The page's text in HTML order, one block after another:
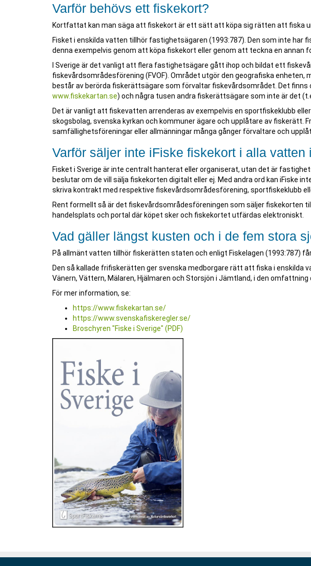
Varför behövs ett fiskekort?
Kortfattat kan man säga att fiskekort är ett sätt att köpa sig rätten att fiska
Fisket i enskilda vatten tillhör fastighetsägaren (1993:787). Den som inte
denna exempelvis genom att köpa fiskekort eller genom att teckna en annan
I Sverige är det vanligt att flera fastighetsägare gått ihop och bildat ett
fiskevårdsområdesförening (FVOF). Området utgör den geografiska
består av berörda fiskerättsägare som förvaltar fiskevårdsområdet. Det finns
www.fiskekartan.se) och några tusen andra fiskerättsägare som inte är det
Det är vanligt att fiskevatten arrenderas av exempelvis en sportfiskeklubb
skogsbolag, svenska kyrkan och kommuner ägare och upplåtare av fiskerätt.
samfällighetsföreningar eller allmänningar många gånger förvaltare och
Varför säljer inte iFiske fiskekort i alla vatten
Fisket i Sverige är inte centralt hanterat eller organiserat, utan det är
beslutar om de vill sälja fiskekorten digitalt eller ej. Med andra ord kan iFiske
skriva kontrakt med respektive fiskevårdsområdesförening, sportfiskeklubb
Rent formellt så är det fiskevårdsområdesföreningen som säljer fiskekorten
handelsplats och portal där köpet sker och fiskekortet utfärdas elektroniskt.
Vad gäller längst kusten och i de fem stora
På allmänt vatten tillhör fiskerätten staten och enligt Fiskelagen (1993:787)
Den så kallade frifiskerätten ger svenska medborgare rätt att fiska i enskilda
Vänern, Vättern, Mälaren, Hjälmaren och Storsjön i Jämtland, i den
För mer information, se:
https://www.fiskekartan.se/
https://www.svenskafiskeregler.se/
Broschyren "Fiske i Sverige" (PDF)